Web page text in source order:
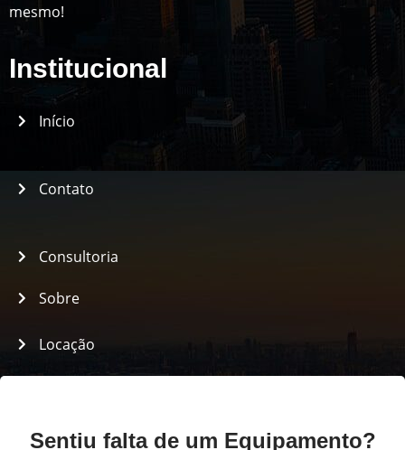
mesmo!
Institucional
Início
Contato
Consultoria
Sobre
Locação
Políticas
Sentiu falta de um Equipamento?